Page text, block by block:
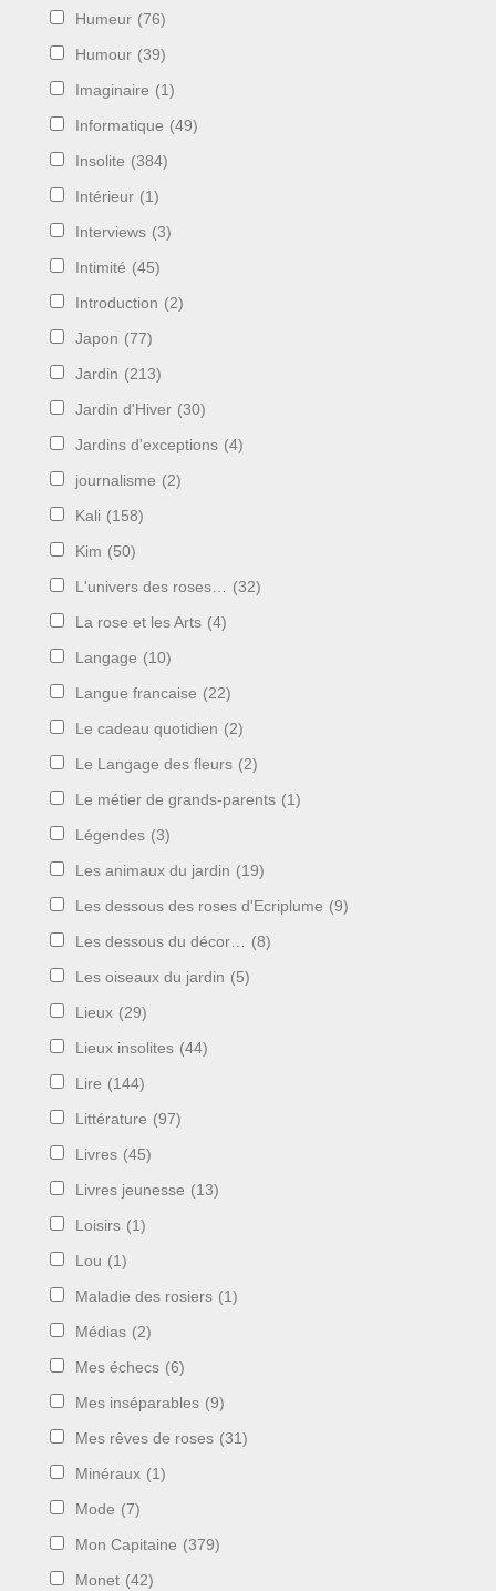
Humeur (76)
Humour (39)
Imaginaire (1)
Informatique (49)
Insolite (384)
Intérieur (1)
Interviews (3)
Intimité (45)
Introduction (2)
Japon (77)
Jardin (213)
Jardin d'Hiver (30)
Jardins d'exceptions (4)
journalisme (2)
Kali (158)
Kim (50)
L'univers des roses… (32)
La rose et les Arts (4)
Langage (10)
Langue francaise (22)
Le cadeau quotidien (2)
Le Langage des fleurs (2)
Le métier de grands-parents (1)
Légendes (3)
Les animaux du jardin (19)
Les dessous des roses d'Ecriplume (9)
Les dessous du décor… (8)
Les oiseaux du jardin (5)
Lieux (29)
Lieux insolites (44)
Lire (144)
Littérature (97)
Livres (45)
Livres jeunesse (13)
Loisirs (1)
Lou (1)
Maladie des rosiers (1)
Médias (2)
Mes échecs (6)
Mes inséparables (9)
Mes rêves de roses (31)
Minéraux (1)
Mode (7)
Mon Capitaine (379)
Monet (42)